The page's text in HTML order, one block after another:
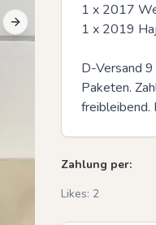
Next slide
Previous slide
1 x 2017
1 x 2019
D-Versand
Paketen.
freibleibend.
Zahlung per:
Likes: 2